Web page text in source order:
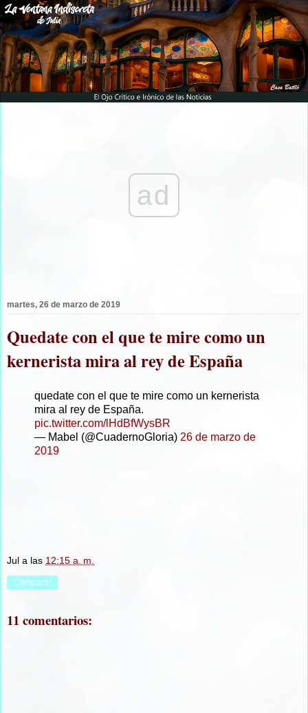
ad
martes, 26 de marzo de 2019
Quedate con el que te mire como un
kernerista mira al rey de España
quedate con el que te mire como un kernerista
mira al rey de España.
pic.twitter.com/lHdBfWysBR
— Mabel (@CuadernoGloria) 26 de marzo de
2019
Jul a las 12:15 a. m.
Compartir
11 comentarios: